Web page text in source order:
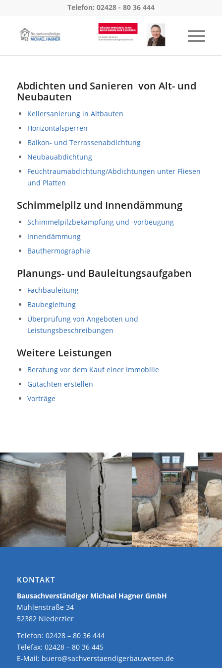
Telefon: 02428 - 80 36 444
Abdichten und Sanieren von Alt- und
Neubauten
Kellersanierung in Altbauten
Horizontalsperren
Balkon- und Terrassenabdichtung
Neubauabdichtung
Feuchtraumabdichtung/Abdichtungen unter Fliesen
und Platten
Schimmelpilz und Innendämmung
Schimmelpilzbekämpfung und -vorbeugung
Innendämmung
Bauthermographie
Planungs- und Bauleitungsaufgaben
Fachbauleitung
Baubegleitung
Überprüfung von Angeboten und
Leistungsbeschreibungen
Weitere Leistungen
Beratung vor dem Kauf einer Immobilie
Gutachten erstellen
Vorträge
KONTAKT
Bausachverständiger Michael Hagner GmbH
Mühlenstraße 34
52382 Niederzier
Telefon: 02428 – 80 36 444
Telefax: 02428 – 80 36 445
E-Mail: buero@sachverstaendigerbauwesen.de